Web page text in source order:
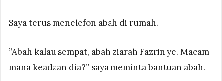
Saya terus menelefon abah di rumah.
”Abah kalau sempat, abah ziarah Fazrin ye. Macam
mana keadaan dia?” saya meminta bantuan abah.